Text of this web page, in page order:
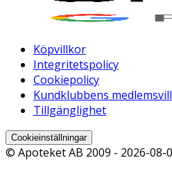
Köpvillkor
Integritetspolicy
Cookiepolicy
Kundklubbens
Tillgänglighet
Cookieinställningar
© Apoteket AB 2009 - 2026-08-